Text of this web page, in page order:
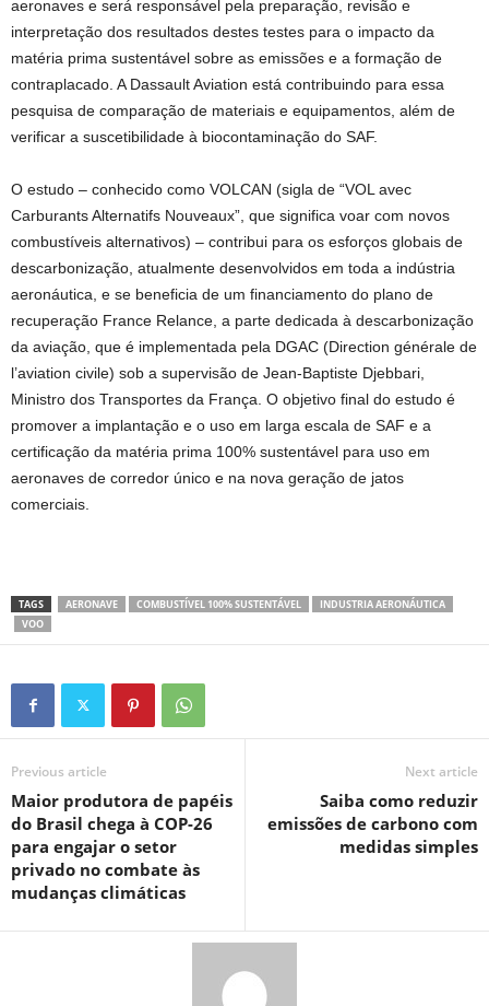
aeronaves e será responsável pela preparação, revisão e
interpretação dos resultados destes testes para o impacto da
matéria prima sustentável sobre as emissões e a formação de
contraplacado. A Dassault Aviation está contribuindo para essa
pesquisa de comparação de materiais e equipamentos, além de
verificar a suscetibilidade à biocontaminação do SAF.
O estudo – conhecido como VOLCAN (sigla de “VOL avec
Carburants Alternatifs Nouveaux”, que significa voar com novos
combustíveis alternativos) – contribui para os esforços globais de
descarbonização, atualmente desenvolvidos em toda a indústria
aeronáutica, e se beneficia de um financiamento do plano de
recuperação France Relance, a parte dedicada à descarbonização
da aviação, que é implementada pela DGAC (Direction générale de
l’aviation civile) sob a supervisão de Jean-Baptiste Djebbari,
Ministro dos Transportes da França. O objetivo final do estudo é
promover a implantação e o uso em larga escala de SAF e a
certificação da matéria prima 100% sustentável para uso em
aeronaves de corredor único e na nova geração de jatos
comerciais.
TAGS AERONAVE COMBUSTÍVEL 100% SUSTENTÁVEL
INDUSTRIA AERONÁUTICA
VOO
Previous article
Maior produtora de papéis
do Brasil chega à COP-26
para engajar o setor
privado no combate às
mudanças climáticas
Next article
Saiba como reduzir
emissões de carbono com
medidas simples